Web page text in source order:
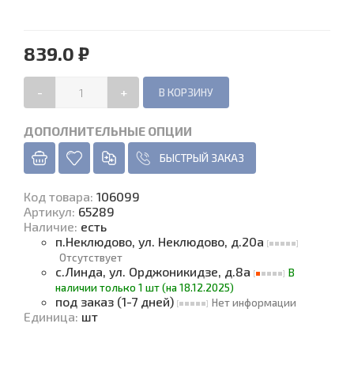
839.0 ₽
- +
ДОПОЛНИТЕЛЬНЫЕ ОПЦИИ
БЫСТРЫЙ ЗАКАЗ
Код товара: 106099
Артикул: 65289
Наличие: есть
п.Неклюдово, ул. Неклюдово, д.20а
Отсутствует
с.Линда, ул. Орджоникидзе, д.8а
В
наличии только 1 шт (на 18.12.2025)
под заказ (1-7 дней) Нет информации
Единица: шт